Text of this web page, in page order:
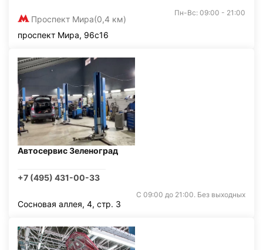
Проспект Мира(0,4 км)
Пн-Вс: 09:00 - 21:00
проспект Мира, 96с16
Автосервис Зеленоград
+7 (495) 431-00-33
С 09:00 до 21:00. Без выходных
Сосновая аллея, 4, стр. 3